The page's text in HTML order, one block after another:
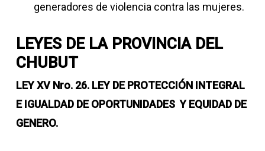
generadores de violencia contra las mujeres.
LEYES DE LA PROVINCIA DEL
CHUBUT
LEY XV Nro. 26. LEY DE PROTECCIÓN INTEGRAL
E IGUALDAD DE OPORTUNIDADES Y EQUIDAD DE
GENERO.